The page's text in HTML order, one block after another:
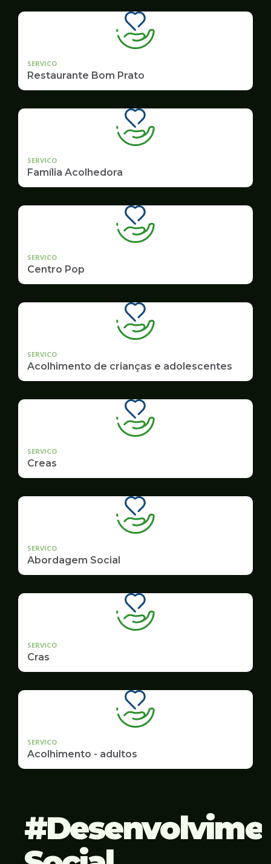
SERVICO
Restaurante Bom Prato
SERVICO
Família Acolhedora
SERVICO
Centro Pop
SERVICO
Acolhimento de crianças e adolescentes
SERVICO
Creas
SERVICO
Abordagem Social
SERVICO
Cras
SERVICO
Acolhimento - adultos